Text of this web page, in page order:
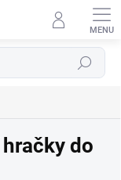
Hledat
do